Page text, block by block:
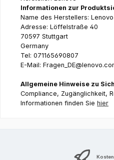
Informationen zur
Name des Herstellers:
Adresse: Löffelstraße 40
70597 Stuttgart
Germany
Tel: 071165690807
E-Mail:
Allgemeine Hinweise zu
Compliance, Zugänglichkeit,
Informationen finden Sie hier